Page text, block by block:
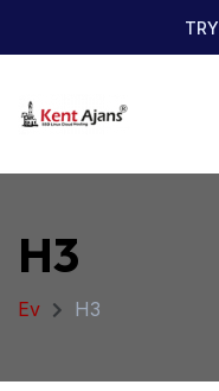
TRY
H3
Ev H3